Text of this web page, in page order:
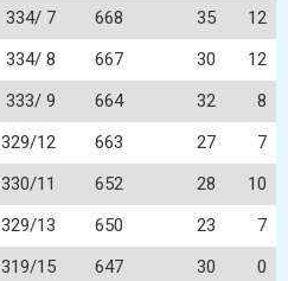
334/ 7 668 35
12
334/ 8 667 30
12
333/ 9 664 32
8
329/12 663 27
7
330/11 652 28
10
329/13 650 23
7
319/15 647 30
0